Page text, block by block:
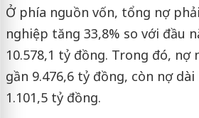
Ở phía nguồn vốn, tổng nợ
nghiệp tăng 33,8% so với đầu
10.578,1 tỷ đồng. Trong đó, nợ
gần 9.476,6 tỷ đồng, còn nợ
1.101,5 tỷ đồng.